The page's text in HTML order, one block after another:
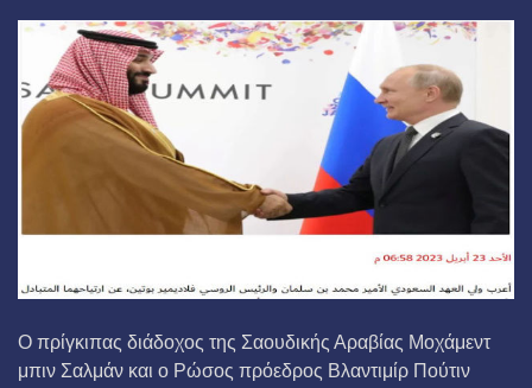
Ο πρίγκιπας διάδοχος της Σαουδικής Αραβίας Μοχάμεντ
μπιν Σαλμάν και ο Ρώσος πρόεδρος Βλαντιμίρ Πούτιν